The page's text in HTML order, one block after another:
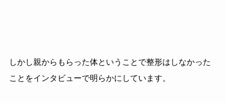
しかし親からもらった体ということで整形はしなかった
ことをインタビューで明らかにしています。